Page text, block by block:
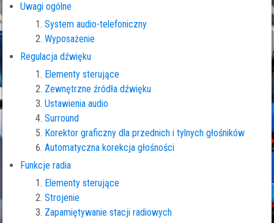
Uwagi ogólne
System audio-telefoniczny
Wyposażenie
Regulacja dźwięku
Elementy sterujące
Zewnętrzne źródła dźwięku
Ustawienia audio
Surround
Korektor graficzny dla przednich i tylnych głośników
Automatyczna korekcja głośności
Funkcje radia
Elementy sterujące
Strojenie
Zapamiętywanie stacji radiowych